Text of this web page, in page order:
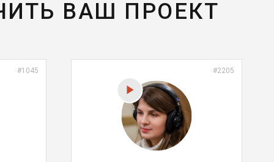
ВАШ ПРОЕКТ
#1045 #2205